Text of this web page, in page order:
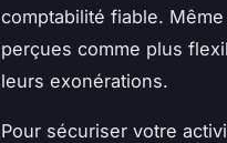
comptabilité fiable.
perçues comme plus
leurs exonérations.
Pour sécuriser votre